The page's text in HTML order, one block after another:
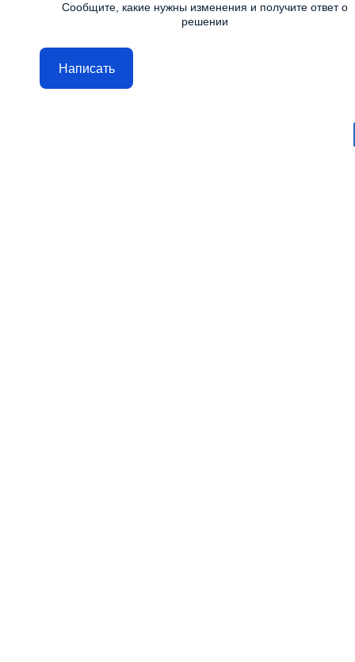
Сообщите, какие нужны изменения и получите ответ о
решении
Написать